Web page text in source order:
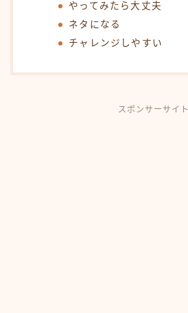
やってみたら大丈夫
ネタになる
チャレンジしやすい
スポンサーサイト